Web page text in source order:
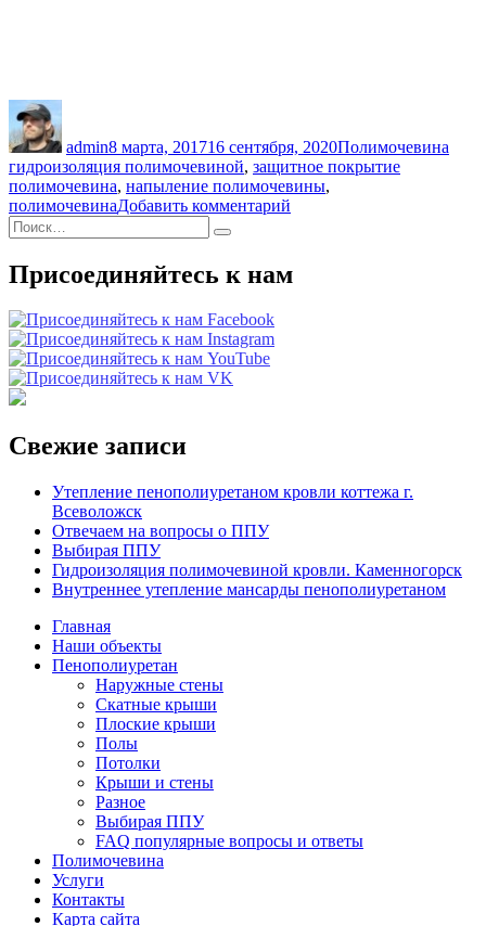
admin8 марта, 201716 сентября, 2020Полимочевина
гидроизоляция полимочевиной, защитное покрытие
полимочевина, напыление полимочевины,
полимочевинаДобавить комментарий
покрытие
Искать:
Поиск
Присоединяйтесь к нам
Свежие записи
Утепление пенополиуретаном кровли коттежа г.
Всеволожск
Отвечаем на вопросы о ППУ
Выбирая ППУ
Гидроизоляция полимочевиной кровли. Каменногорск
Внутреннее утепление мансарды пенополиуретаном
Главная
Наши объекты
Пенополиуретан
Наружные стены
Скатные крыши
Плоские крыши
Полы
Потолки
Крыши и стены
Разное
Выбирая ППУ
FAQ популярные вопросы и ответы
Полимочевина
Услуги
Контакты
Карта сайта